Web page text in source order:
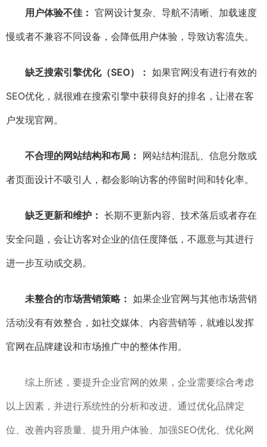
用户体验不佳： 官网设计复杂、导航不清晰、加载速度
慢或者不兼容不同设备，会降低用户体验，导致访客流失。
缺乏搜索引擎优化（SEO）： 如果官网没有进行有效的
SEO优化，就很难在搜索引擎中获得良好的排名，让潜在客
户发现官网。
不合理的网站结构和布局： 网站结构混乱、信息分散或
者页面设计不吸引人，都会影响访客的停留时间和转化率。
缺乏更新和维护： 长期不更新内容、技术落后或者存在
安全问题，会让访客对企业的信任度降低，不愿意与其进行
进一步互动或交易。
未整合的市场营销策略： 如果企业官网与其他市场营销
活动没有有效整合，如社交媒体、内容营销等，就难以发挥
官网在品牌建设和市场推广中的整体作用。
综上所述，要提升企业官网的效果，企业需要综合考虑
以上因素，并进行系统性的分析和改进。通过优化品牌定
位、改善内容质量、提升用户体验、加强SEO优化、优化网